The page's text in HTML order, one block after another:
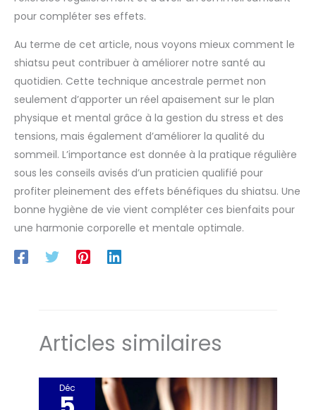
pour compléter ses effets.
Au terme de cet article, nous voyons mieux comment le
shiatsu peut contribuer à améliorer notre santé au
quotidien. Cette technique ancestrale permet non
seulement d’apporter un réel apaisement sur le plan
physique et mental grâce à la gestion du stress et des
tensions, mais également d’améliorer la qualité du
sommeil. L’importance est donnée à la pratique régulière
sous les conseils avisés d’un praticien qualifié pour
profiter pleinement des effets bénéfiques du shiatsu. Une
bonne hygiène de vie vient compléter ces bienfaits pour
une harmonie corporelle et mentale optimale.
Articles similaires
Déc